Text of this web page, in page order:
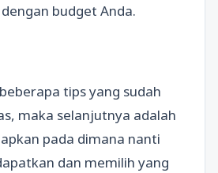
budget Anda.
tips yang sudah
maka selanjutnya adalah
pada dimana nanti
dan memilih yang